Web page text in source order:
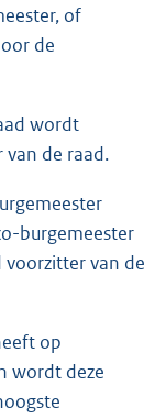
of
de
wordt
de raad.
burgemeester
voorzitter van de
op
wordt deze